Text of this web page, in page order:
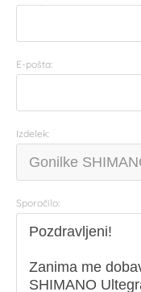
E-pošta:
Izdelek:
Sporočilo: